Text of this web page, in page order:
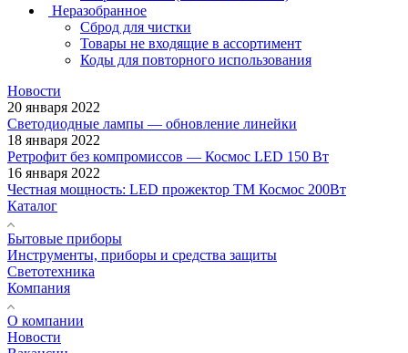
Неразобранное
Сброд для чистки
Товары не входящие в ассортимент
Коды для повторного использования
Новости
20 января 2022
Светодиодные лампы — обновление линейки
18 января 2022
Ретрофит без компромиссов — Космос LED 150 Вт
16 января 2022
Честная мощность: LED прожектор ТМ Космос 200Вт
Каталог
Бытовые приборы
Инструменты, приборы и средства защиты
Светотехника
Компания
О компании
Новости